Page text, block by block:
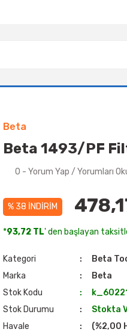
Beta
Beta 1493/PF
0 - Yorum Yap / Yorumları
% 38 İNDİRİM
*93,72 TL' den başlayan
Kategori
Beta
Marka
Beta
Stok Kodu
Stok Durumu
Stokta
Havale
(%2,00